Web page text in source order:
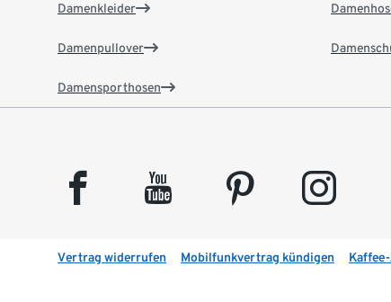
Damenkleider
Damenpullover
Damensporthosen
facebook youtube pinterest instagram
Vertrag widerrufen Mobilfunkvertrag kündigen